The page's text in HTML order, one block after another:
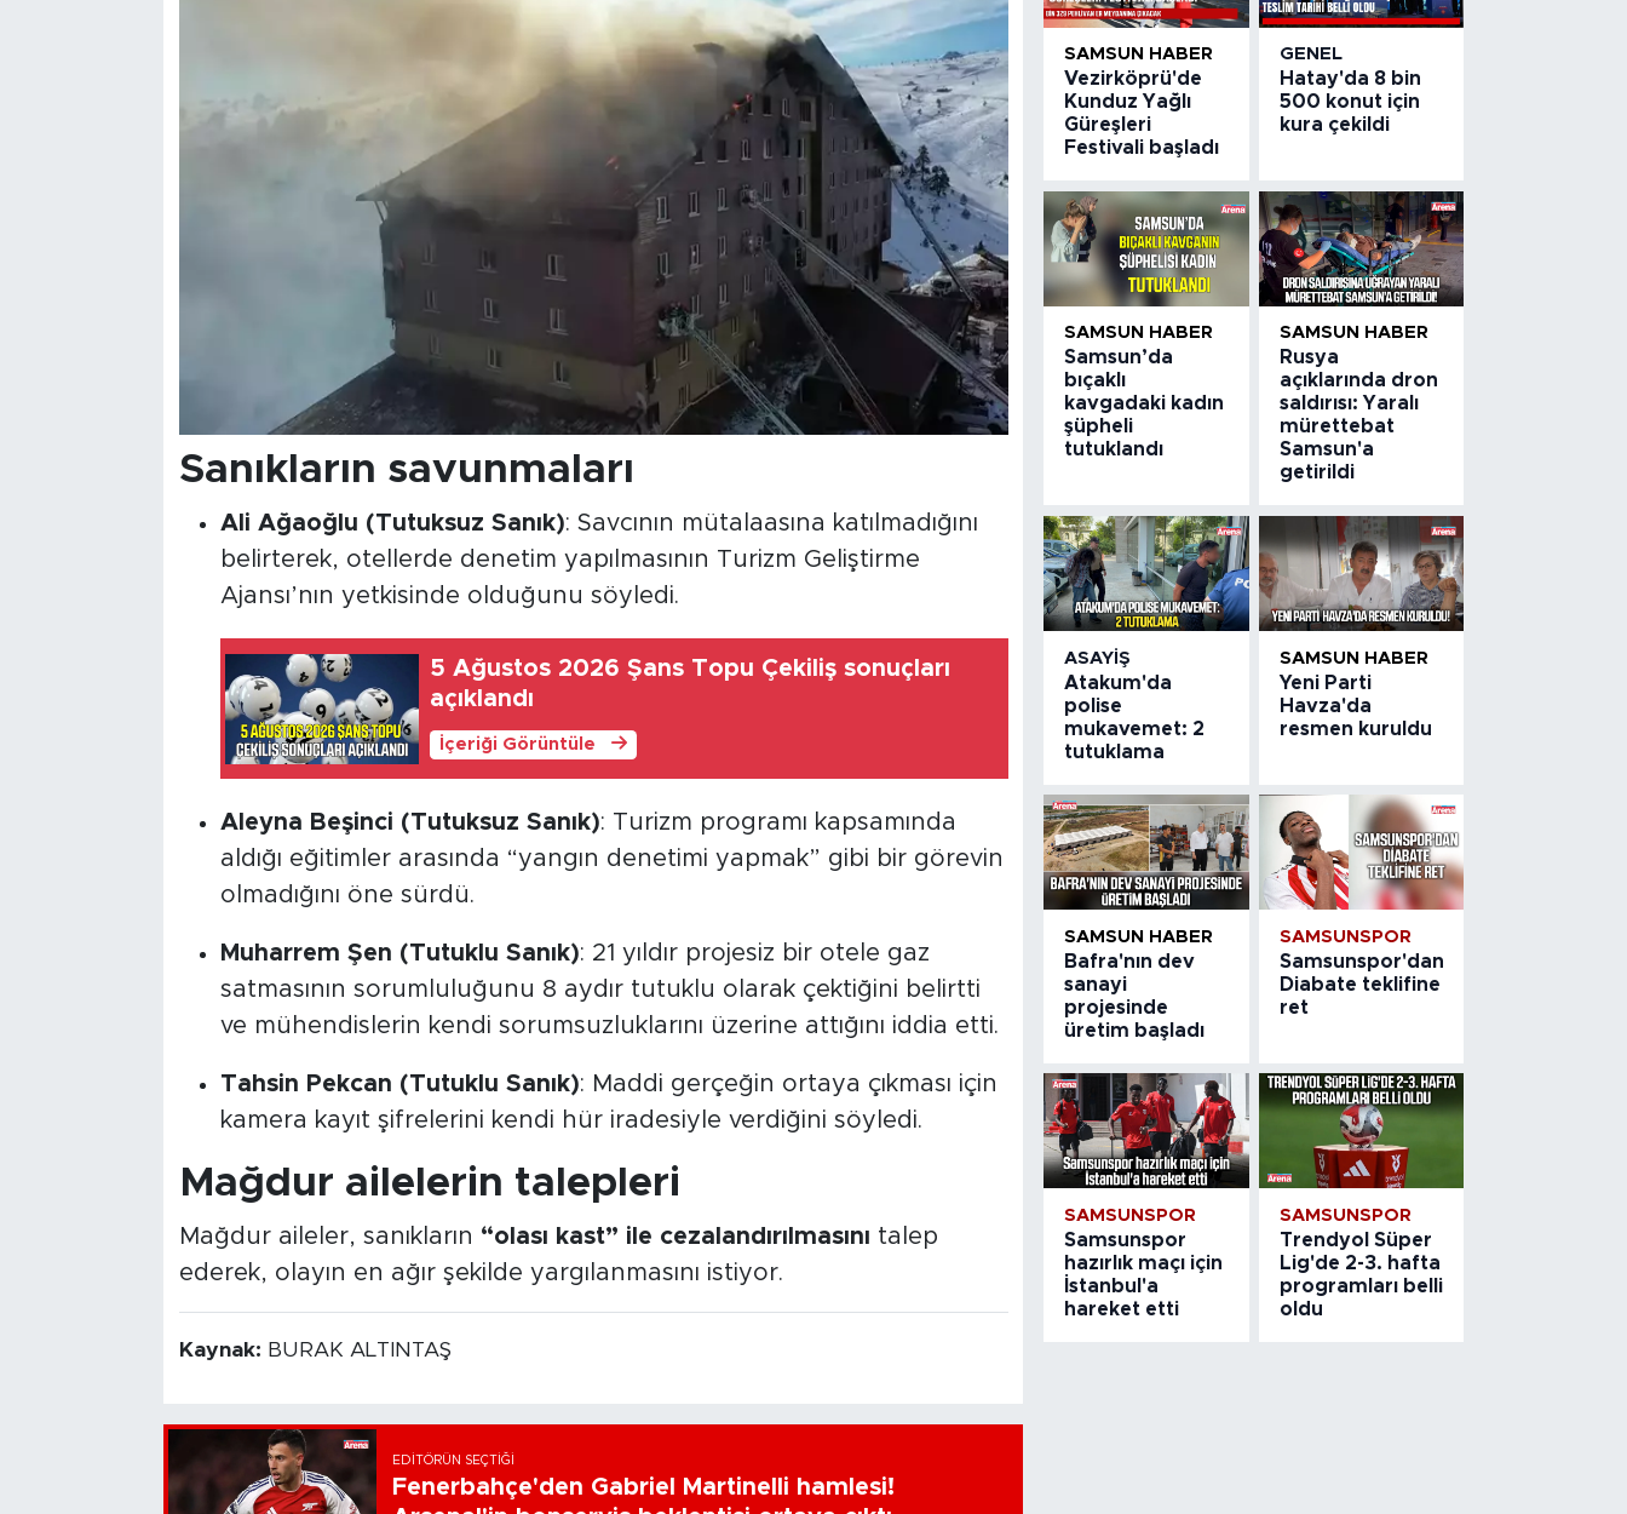
Sanıkların savunmaları
Ali Ağaoğlu (Tutuksuz Sanık): Savcının mütalaasına katılmadığını
belirterek, otellerde denetim yapılmasının Turizm Geliştirme
Ajansı’nın yetkisinde olduğunu söyledi.
5 Ağustos 2026 Şans Topu Çekiliş sonuçları
açıklandı
İçeriği Görüntüle
Aleyna Beşinci (Tutuksuz Sanık): Turizm programı kapsamında
aldığı eğitimler arasında “yangın denetimi yapmak” gibi bir görevin
olmadığını öne sürdü.
Muharrem Şen (Tutuklu Sanık): 21 yıldır projesiz bir otele gaz
satmasının sorumluluğunu 8 aydır tutuklu olarak çektiğini belirtti
ve mühendislerin kendi sorumsuzluklarını üzerine attığını iddia etti.
Tahsin Pekcan (Tutuklu Sanık): Maddi gerçeğin ortaya çıkması için
kamera kayıt şifrelerini kendi hür iradesiyle verdiğini söyledi.
Mağdur ailelerin talepleri
Mağdur aileler, sanıkların “olası kast” ile cezalandırılmasını talep
ederek, olayın en ağır şekilde yargılanmasını istiyor.
Kaynak: BURAK ALTINTAŞ
EDITÖRÜN SEÇTIĞI
Fenerbahçe'den Gabriel Martinelli hamlesi!
SAMSUN HABER
Vezirköprü'de
Kunduz Yağlı
Güreşleri
Festivali başladı
GENEL
Hatay'da 8 bin
500 konut için
kura çekildi
SAMSUN HABER
Samsun’da
bıçaklı
kavgadaki kadın
şüpheli
tutuklandı
SAMSUN HABER
Rusya
açıklarında dron
saldırısı: Yaralı
mürettebat
Samsun'a
getirildi
ASAYIŞ
Atakum'da
polise
mukavemet: 2
tutuklama
SAMSUN HABER
Yeni Parti
Havza'da
resmen kuruldu
SAMSUN HABER
Bafra'nın dev
sanayi
projesinde
üretim başladı
SAMSUNSPOR
Samsunspor'dan
Diabate teklifine
ret
SAMSUNSPOR
Samsunspor
hazırlık maçı için
İstanbul'a
hareket etti
SAMSUNSPOR
Trendyol Süper
Lig'de 2-3. hafta
programları belli
oldu